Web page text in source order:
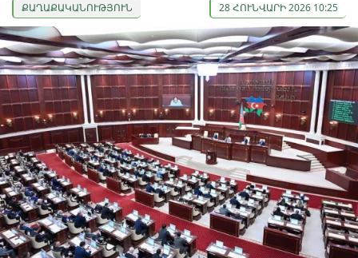
ՔԱՂԱՔԱԿԱՆՈՒԹՅՈՒՆ 28 ՀՈՒՆՎԱՐԻ 2026 10:25